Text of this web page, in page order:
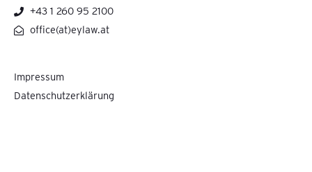
+43 1 260 95 2100
office(at)eylaw.at
Impressum
Datenschutzerklärung